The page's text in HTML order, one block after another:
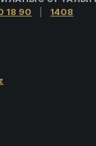
18 90 1408